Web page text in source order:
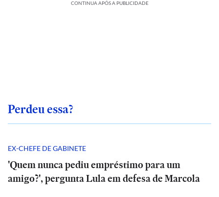
CONTINUA APÓS A PUBLICIDADE
Perdeu essa?
EX-CHEFE DE GABINETE
'Quem nunca pediu empréstimo para um
amigo?', pergunta Lula em defesa de Marcola